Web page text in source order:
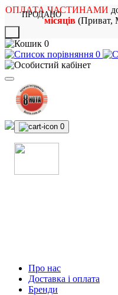
ОПЛАТА ЧАСТИНАМИ
місяців(Приват,
0
0
0
Про нас
Доставка і оплата
Бренди
ПРОДАНО